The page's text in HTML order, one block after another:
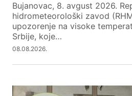
Bujanovac, 8. avgust 2026.
hidrometeorološki zavod
upozorenje na visoke
Srbije, koje…
08.08.2026.